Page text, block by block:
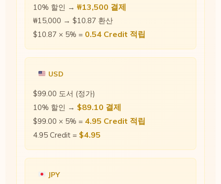
10% 할인 →₩13,500 결제
₩15,000 → $10.87 환산
$10.87 × 5% = 0.54 Credit 적립
USD
$99.00 도서 (정가)
10% 할인 → $89.10 결제
$99.00 × 5% = 4.95 Credit 적립
4.95 Credit = $4.95
JPY